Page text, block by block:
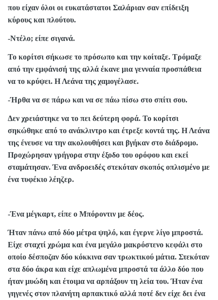
που είχαν όλοι οι ευκατάστατοι Σαλάριαν σαν επίδειξη
κύρους και πλούτου.
-Ντέλο; είπε σιγανά.
Το κορίτσι σήκωσε το πρόσωπο και την κοίταξε. Τρόμαξε
από την εμφάνισή της αλλά έκανε μια γενναία προσπάθεια
να το κρύψει. Η Λεάνα της χαμογέλασε.
-Ήρθα να σε πάρω και να σε πάω πίσω στο σπίτι σου.
Δεν χρειάστηκε να το πει δεύτερη φορά. Το κορίτσι
σηκώθηκε από το ανάκλιντρο και έτρεξε κοντά της. Η Λεάνα
της ένευσε να την ακολουθήσει και βγήκαν στο διάδρομο.
Προχώρησαν γρήγορα στην έξοδο του ορόφου και εκεί
σταμάτησαν. Ένα ανδροειδές στεκόταν σκοπός οπλισμένο με
ένα τυφέκιο λέηζερ.
-Ένα μέγκαρτ, είπε ο Μπόροντιν με δέος.
Ήταν πάνω από δύο μέτρα ψηλό, και έγερνε λίγο μπροστά.
Είχε σταχτί χρώμα και ένα μεγάλο μακρόστενο κεφάλι στο
οποίο δέσποζαν δύο κόκκινα σαν τρωκτικού μάτια. Στεκόταν
στα δύο άκρα και είχε απλωμένα μπροστά τα άλλο δύο που
ήταν μυώδη και έτοιμα να αρπάξουν τη λεία του. Ήταν ένα
γηγενές στον πλανήτη αρπακτικό αλλά ποτέ δεν είχε δει ένα